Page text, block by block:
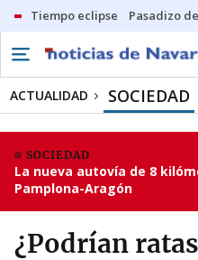
Tiempo eclipse Pasadizo
ACTUALIDAD SOCIEDAD
SOCIEDAD
La nueva autovía de 8
Pamplona-Aragón
¿Podrían